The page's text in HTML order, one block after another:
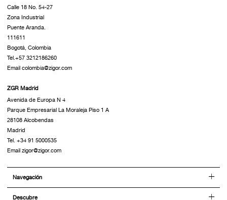
Calle 18 No. 54-27
Zona Industrial
Puente Aranda.
111611
Bogotá, Colombia
Tel.+57 3212186260
Email colombia@zigor.com
ZGR Madrid
Avenida de Europa N 4
Parque Empresarial La Moraleja Piso 1 A
28108 Alcobendas
Madrid
Tel. +34 91 5000535
Email zigor@zigor.com
Navegación
Descubre